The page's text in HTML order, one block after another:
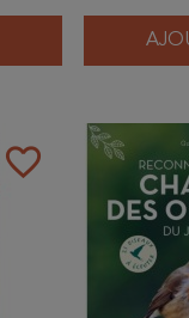
favorite_border